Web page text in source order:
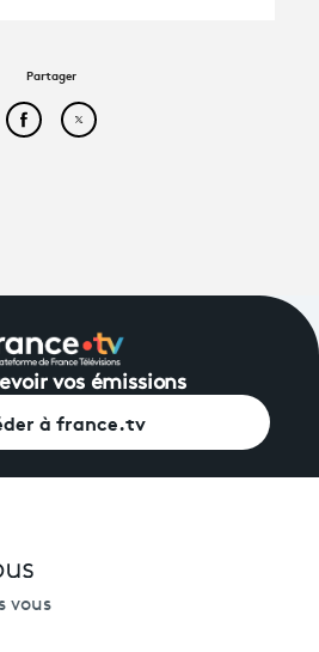
Partager
Partager cet article sur
Partager cet article sur
vos émissions
à france.tv
vous